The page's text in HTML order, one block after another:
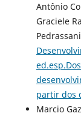
Antônio
Graciele
partir dos
Marcio